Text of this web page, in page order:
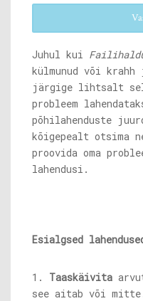
Juhul kui
külmunud või
järgige lihtsalt
probleem
põhilahenduste
kõigepealt otsima
proovida oma
lahendusi.
Esialgsed
1. Taaskäivita
see aitab või